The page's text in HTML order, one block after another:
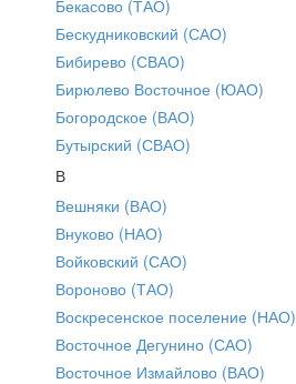
Бекасово (ТАО)
Бескудниковский (САО)
Бибирево (СВАО)
Бирюлево Восточное (ЮАО)
Богородское (ВАО)
Бутырский (СВАО)
В
Вешняки (ВАО)
Внуково (НАО)
Войковский (САО)
Вороново (ТАО)
Воскресенское поселение (НАО)
Восточное Дегунино (САО)
Восточное Измайлово (ВАО)